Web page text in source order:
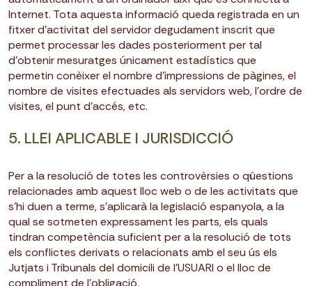
Internet. Tota aquesta informació queda registrada en un
fitxer d’activitat del servidor degudament inscrit que
permet processar les dades posteriorment per tal
d’obtenir mesuratges únicament estadístics que
permetin conèixer el nombre d’impressions de pàgines, el
nombre de visites efectuades als servidors web, l’ordre de
visites, el punt d’accés, etc.
5. LLEI APLICABLE I JURISDICCIÓ
Per a la resolució de totes les controvèrsies o qüestions
relacionades amb aquest lloc web o de les activitats que
s’hi duen a terme, s’aplicarà la legislació espanyola, a la
qual se sotmeten expressament les parts, els quals
tindran competència suficient per a la resolució de tots
els conflictes derivats o relacionats amb el seu ús els
Jutjats i Tribunals del domicili de l’USUARI o el lloc de
compliment de l’obligació.